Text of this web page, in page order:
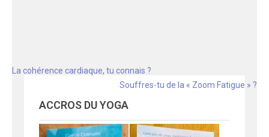
Navigation
l'article
La cohérence cardiaque, tu connais ?
Souffres-tu de la « Zoom Fatigue » ?
ACCROS DU YOGA